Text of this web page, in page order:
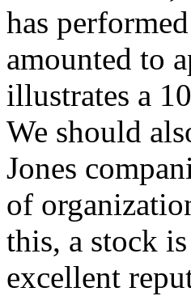
has
amounted to
illustrates a
We should
Jones
of
this, a stock
excellent